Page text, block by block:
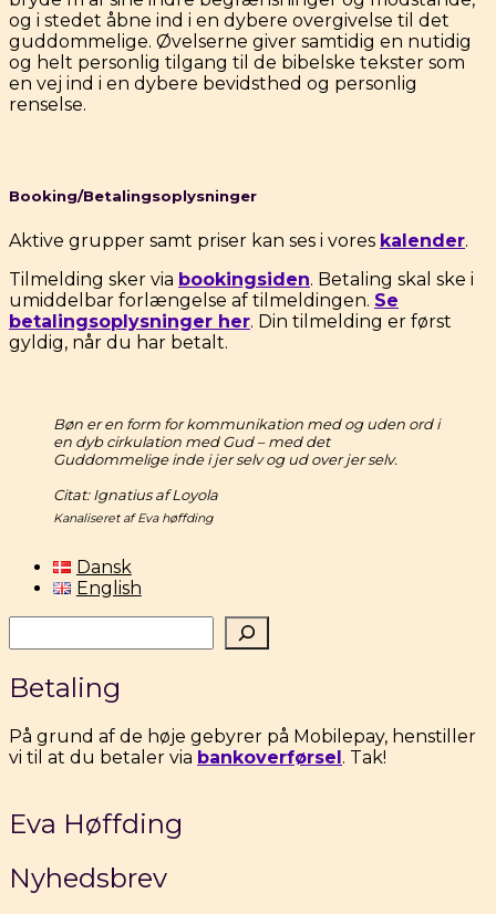
og i stedet åbne ind i en dybere overgivelse til det
guddommelige. Øvelserne giver samtidig en nutidig
og helt personlig tilgang til de bibelske tekster som
en vej ind i en dybere bevidsthed og personlig
renselse.
Booking/Betalingsoplysninger
Aktive grupper samt priser kan ses i vores kalender.
Tilmelding sker via bookingsiden. Betaling skal ske i
umiddelbar forlængelse af tilmeldingen. Se
betalingsoplysninger her. Din tilmelding er først
gyldig, når du har betalt.
Bøn er en form for kommunikation med og uden ord i
en dyb cirkulation med Gud – med det
Guddommelige inde i jer selv og ud over jer selv.
Citat: Ignatius af Loyola
Kanaliseret af Eva høffding
Dansk
English
Betaling
På grund af de høje gebyrer på Mobilepay, henstiller
vi til at du betaler via bankoverførsel. Tak!
Eva Høffding
Nyhedsbrev